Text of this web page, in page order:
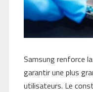
Samsung renforce
garantir une plus
utilisateurs. Le